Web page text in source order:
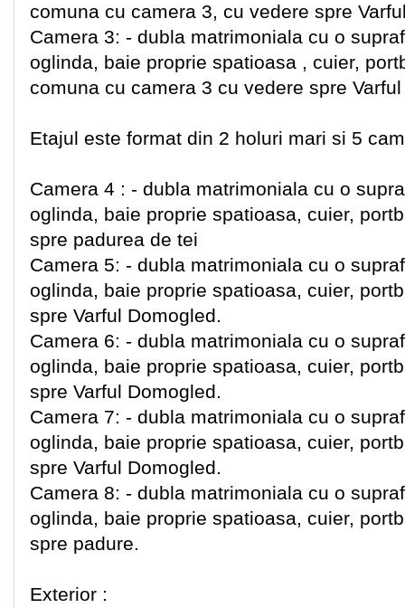
comuna cu camera 3, cu vedere spre
Camera 3: - dubla matrimoniala cu o
oglinda, baie proprie spatioasa , cuier,
comuna cu camera 3 cu vedere spre
Etajul este format din 2 holuri mari si 5
Camera 4 : - dubla matrimoniala cu o
oglinda, baie proprie spatioasa, cuier,
spre padurea de tei
Camera 5: - dubla matrimoniala cu o
oglinda, baie proprie spatioasa, cuier,
spre Varful Domogled.
Camera 6: - dubla matrimoniala cu o
oglinda, baie proprie spatioasa, cuier,
spre Varful Domogled.
Camera 7: - dubla matrimoniala cu o
oglinda, baie proprie spatioasa, cuier,
spre Varful Domogled.
Camera 8: - dubla matrimoniala cu o
oglinda, baie proprie spatioasa, cuier,
spre padure.
Exterior :